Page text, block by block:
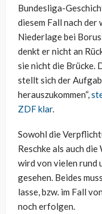
Bundesliga-
diesem Fall nach
Niederlage bei
denkt er nicht an
sie nicht die Brücke.
stellt sich der
herauszukommen“,
ZDF klar.
Sowohl die
Reschke als auch
wird von vielen rund
gesehen. Beides
lasse, bzw. im Fall
noch erfolgen.